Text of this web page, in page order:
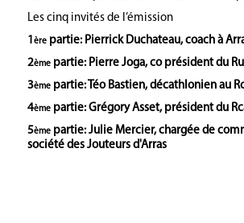
Les cinq invités de l’émission
1ère partie: Pierrick Duchateau, coach à
2ème partie: Pierre Joga, co président du
3ème partie: Téo Bastien, décathlonien au
4ème partie: Grégory Asset, président du
5ème partie: Julie Mercier, chargée de
société des Jouteurs d'Arras